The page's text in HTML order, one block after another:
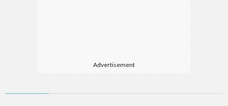
Advertisement